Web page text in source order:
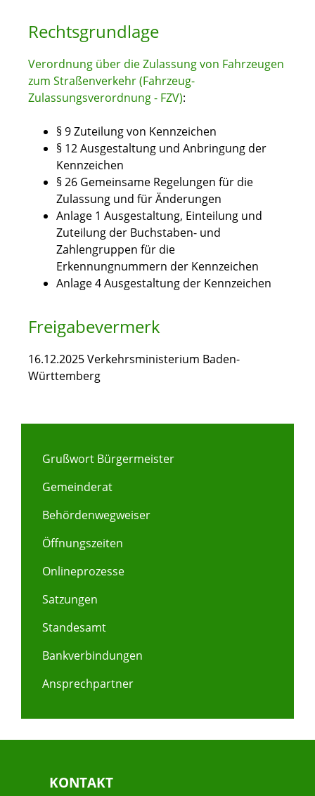
Rechtsgrundlage
Verordnung über die Zulassung von Fahrzeugen
zum Straßenverkehr (Fahrzeug-
Zulassungsverordnung - FZV):
§ 9 Zuteilung von Kennzeichen
§ 12 Ausgestaltung und Anbringung der
Kennzeichen
§ 26 Gemeinsame Regelungen für die
Zulassung und für Änderungen
Anlage 1 Ausgestaltung, Einteilung und
Zuteilung der Buchstaben- und
Zahlengruppen für die
Erkennungnummern der Kennzeichen
Anlage 4 Ausgestaltung der Kennzeichen
Freigabevermerk
16.12.2025 Verkehrsministerium Baden-
Württemberg
Grußwort Bürgermeister
Gemeinderat
Behördenwegweiser
Öffnungszeiten
Onlineprozesse
Satzungen
Standesamt
Bankverbindungen
Ansprechpartner
KONTAKT